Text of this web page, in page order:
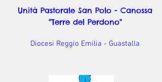
Unità Pastorale San Polo - Canossa
"Terre del Perdono"
Diocesi Reggio Emilia - Guastalla